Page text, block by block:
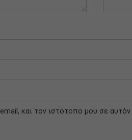
και τον ιστότοπο μου σε